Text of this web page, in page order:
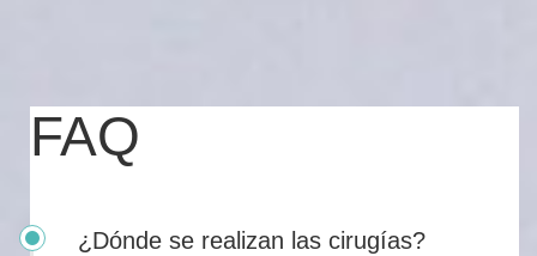
FAQ
¿Dónde se realizan las cirugías?